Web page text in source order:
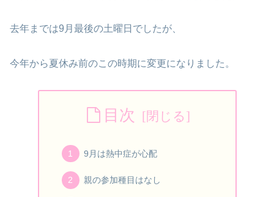
去年までは9月最後の土曜日でしたが、
今年から夏休み前のこの時期に変更になりました。
目次
9月は熱中症が心配
親の参加種目はなし